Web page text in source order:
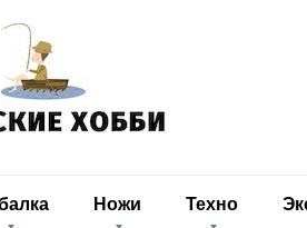
Ножи Техно